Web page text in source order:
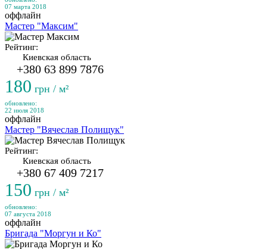
07 марта 2018
оффлайн
Мастер "Максим"
Рейтинг:
Киевская область
+380 63 899 7876
180 грн / м²
обновлено:
22 июля 2018
оффлайн
Мастер "Вячеслав Полищук"
Рейтинг:
Киевская область
+380 67 409 7217
150 грн / м²
обновлено:
07 августа 2018
оффлайн
Бригада "Моргун и Ко"